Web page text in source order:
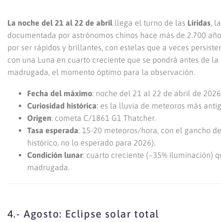
La noche del 21 al 22 de abril llega el turno de las Líridas,
documentada por astrónomos chinos hace más de 2.700
por ser rápidos y brillantes, con estelas que a veces
con una Luna en cuarto creciente que se pondrá antes de
madrugada, el momento óptimo para la observación.
Fecha del máximo: noche del 21 al 22 de abril de
Curiosidad histórica: es la lluvia de meteoros más
Origen: cometa C/1861 G1 Thatcher.
Tasa esperada: 15-20 meteoros/hora, con el gancho
histórico, no lo esperado para 2026).
Condición lunar: cuarto creciente (~35% iluminación)
madrugada.
4.- Agosto: Eclipse solar total